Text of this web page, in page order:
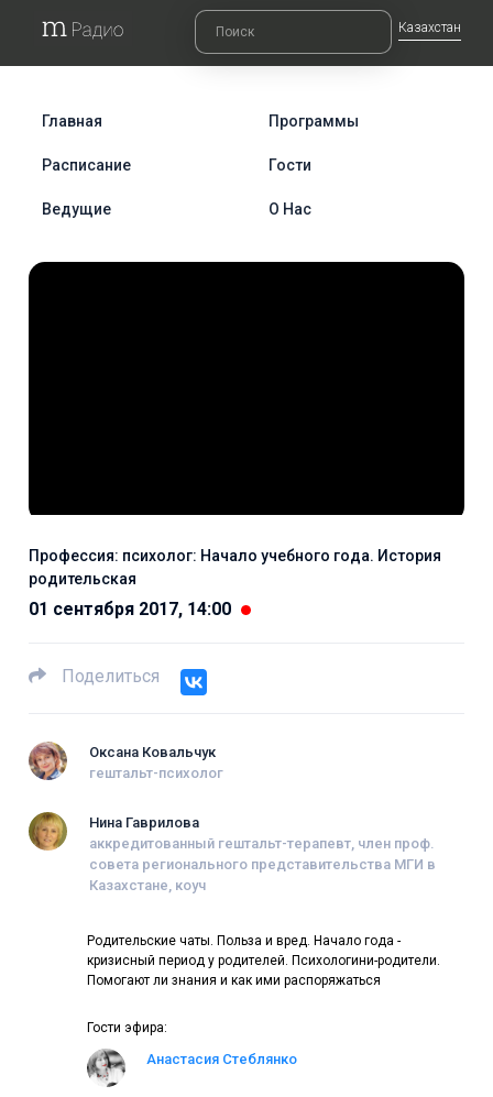
Казахстан
Главная Программы
Расписание Гости
Ведущие О Нас
Профессия: психолог: Начало учебного года. История
родительская
01 сентября 2017, 14:00
Поделиться
Оксана Ковальчук
гештальт-психолог
Нина Гаврилова
аккредитованный гештальт-терапевт, член проф.
совета регионального представительства МГИ в
Казахстане, коуч
Родительские чаты. Польза и вред. Начало года -
кризисный период у родителей. Психологини-родители.
Помогают ли знания и как ими распоряжаться
Гости эфира:
Анастасия Стеблянко